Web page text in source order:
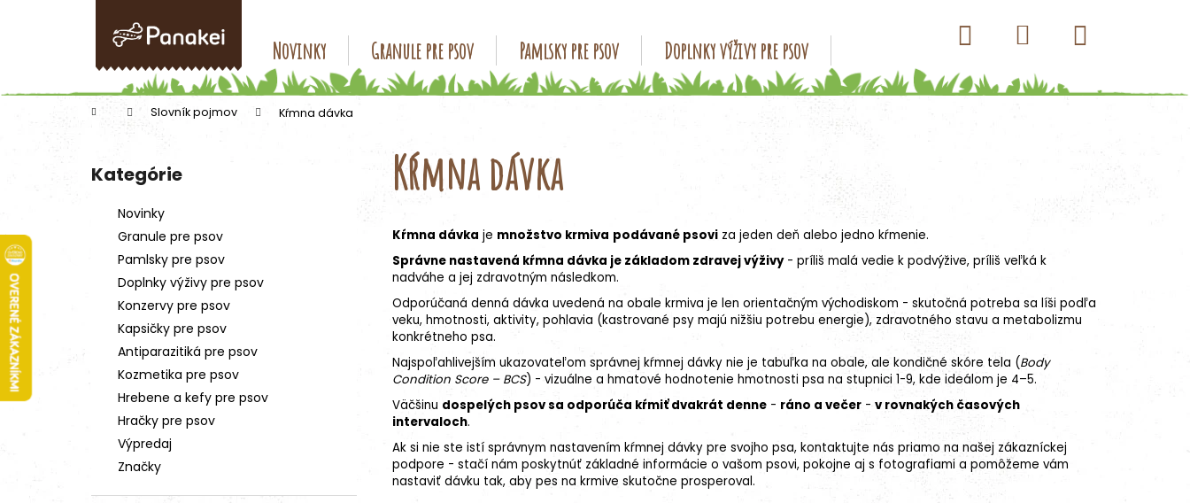
Novinky Granule pre psov Pamlsky pre psov Doplnky výživy pre psov Konzervy pre psov Kapsičky pre psov
Hľadať Prihlásenie
košík
Domov Slovník pojmov Kŕmna dávka
Preskočiť
kategórie
Kategórie
Novinky
Granule pre psov
Pamlsky pre psov
Doplnky výživy pre psov
Konzervy pre psov
Kapsičky pre psov
Antiparazitiká pre psov
Kozmetika pre psov
Hrebene a kefy pre psov
Hračky pre psov
Výpredaj
Značky
Kŕmna dávka
Kŕmna dávka je množstvo krmiva podávané psovi za jeden deň alebo jedno kŕmenie.
Správne nastavená kŕmna dávka je základom zdravej výživy- príliš malá vedie k podvýžive, príliš veľká k
nadváhe a jej zdravotným následkom.
Odporúčaná denná dávka uvedená na obale krmiva je len orientačným východiskom - skutočná potreba sa líši podľa
veku, hmotnosti, aktivity, pohlavia (kastrované psy majú nižšiu potrebu energie), zdravotného stavu a metabolizmu
konkrétneho psa.
Najspoľahlivejším ukazovateľom správnej kŕmnej dávky nie je tabuľka na obale, ale kondičné skóre tela (Body
Condition Score – BCS) - vizuálne a hmatové hodnotenie hmotnosti psa na stupnici 1-9, kde ideálom je 4–5.
Väčšinu dospelých psov sa odporúča kŕmiť dvakrát denne - ráno a večer - v rovnakých časových
intervaloch.
Ak si nie ste istí správnym nastavením kŕmnej dávky pre svojho psa, kontaktujte nás priamo na našej zákazníckej
podpore - stačí nám poskytnúť základné informácie o vašom psovi, pokojne aj s fotografiami a pomôžeme vám
nastaviť dávku tak, aby pes na krmive skutočne prosperoval.
k
obchodu
obchodu
Čo potrebujete nájsť?
Odporúčame